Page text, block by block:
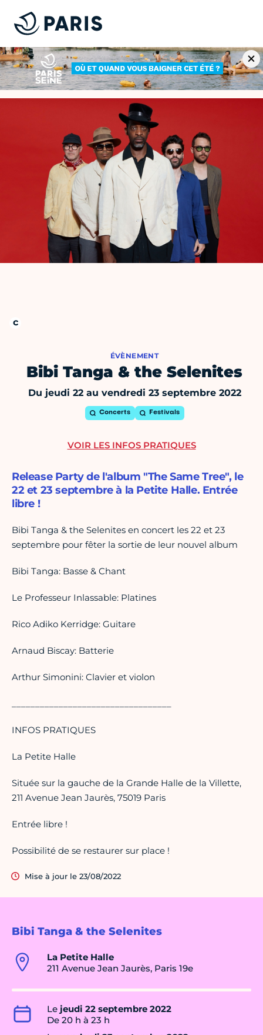
ÉVÈNEMENT
Bibi Tanga & the Selenites
Du jeudi 22 au vendredi 23 septembre 2022
Concerts Festivals
Bibi Tanga & the Selenites
La Petite Halle
211 Avenue Jean Jaurès, Paris 19e
Le jeudi 22 septembre 2022
De 20 h à 23 h
Release Party de l'album "The Same Tree", le
22 et 23 septembre à la Petite Halle. Entrée
libre !
Bibi Tanga & the Selenites en concert les 22 et 23
septembre pour fêter la sortie de leur nouvel album
Bibi Tanga: Basse & Chant
Le Professeur Inlassable: Platines
Rico Adiko Kerridge: Guitare
Arnaud Biscay: Batterie
Arthur Simonini: Clavier et violon
INFOS PRATIQUES
La Petite Halle
Située sur la gauche de la Grande Halle de la Villette,
211 Avenue Jean Jaurès, 75019 Paris
Entrée libre !
Possibilité de se restaurer sur place !
Mise à jour le 23/08/2022
VOIR LES INFOS PRATIQUES